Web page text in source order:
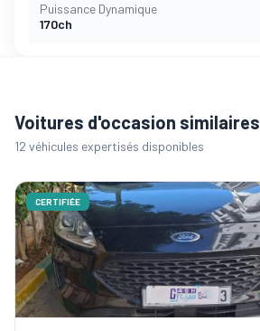
Puissance Dynamique
170ch
Voitures d'occasion similaires
12 véhicules expertisés disponibles
CERTIFIÉE